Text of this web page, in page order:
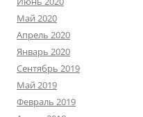
Май 2020
Апрель 2020
Январь 2020
Сентябрь 2019
Май 2019
Февраль 2019